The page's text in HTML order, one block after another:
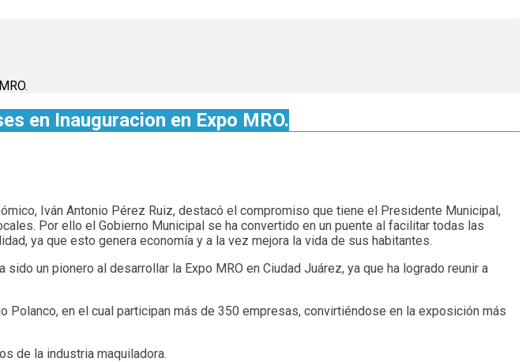
en Inauguracion en Expo MRO.
Iván Antonio Pérez Ruiz, destacó el compromiso que tiene el Presidente Municipal,
Por ello el Gobierno Municipal se ha convertido en un puente al facilitar todas las
ya que esto genera economía y a la vez mejora la vida de sus habitantes.
un pionero al desarrollar la Expo MRO en Ciudad Juárez, ya que ha logrado reunir a
en el cual participan más de 350 empresas, convirtiéndose en la exposición más
de la industria maquiladora.